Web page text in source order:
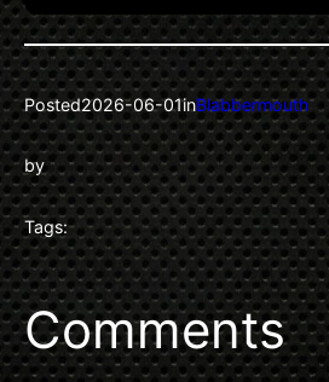
Posted2026-06-01inBlabbermouth
by
Tags:
Comments